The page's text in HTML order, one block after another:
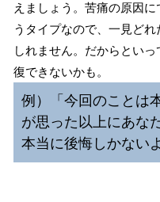
えましょう。苦痛の原因
うタイプなので、一見ど
しれません。だからとい
復できないかも。
例）「今回のことは
が思った以上にあな
本当に後悔しかないよ